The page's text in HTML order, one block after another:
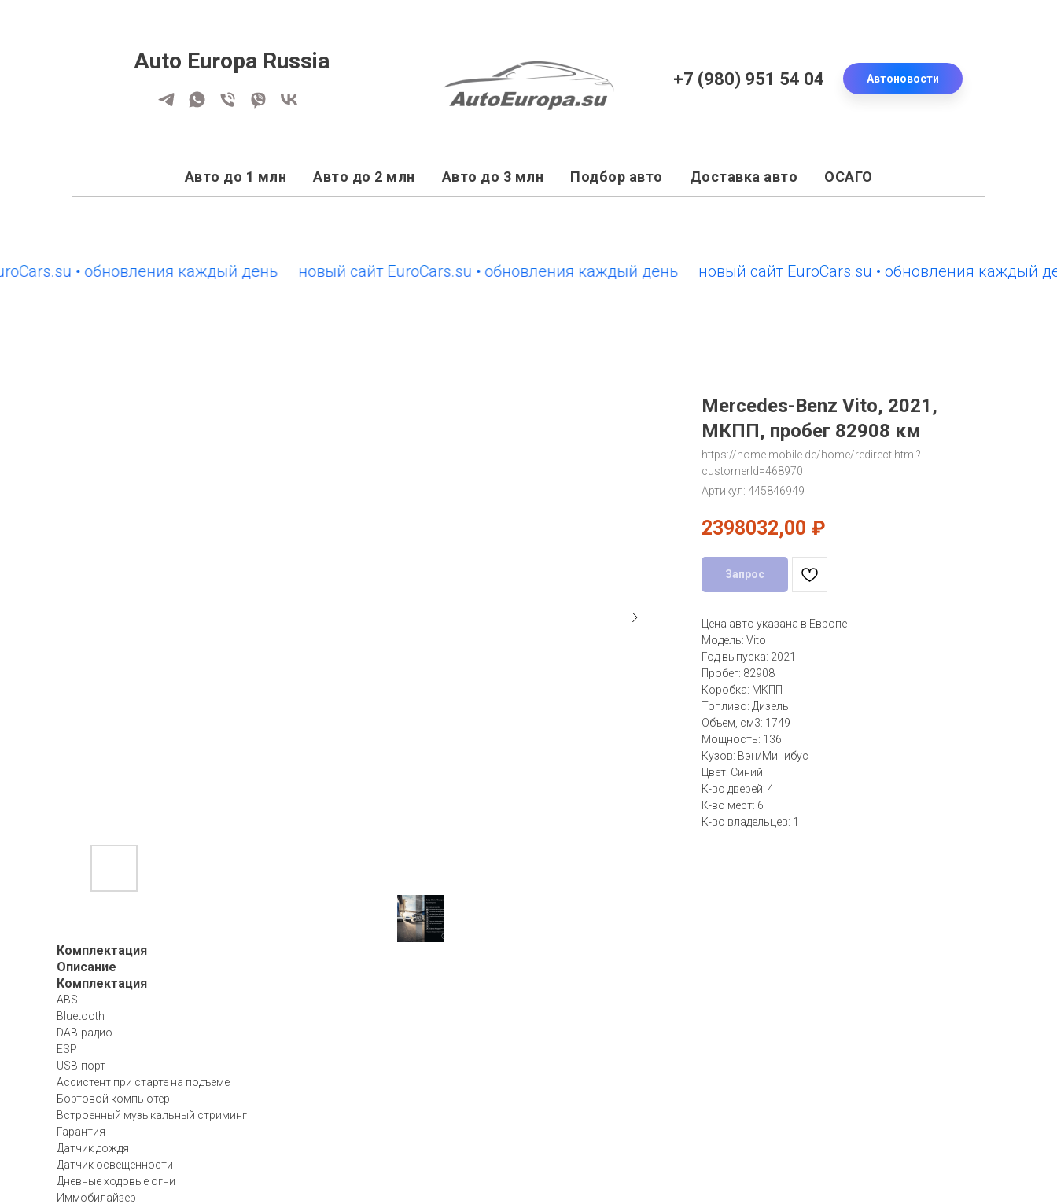
Auto Europa Russia
+7 (980) 951 54 04 Автоновости
Авто до 1 млн Авто до 2 млн Авто до 3 млн Подбор авто Доставка авто ОСАГО
• обновления каждый день новый сайт EuroCars.su • обновления каждый день новый сайт EuroCars.su • обновления каждый день
Mercedes-Benz Vito, 2021,
МКПП, пробег 82908 км
https://home.mobile.de/home/redirect.html?
customerId=468970
Артикул: 445846949
2398032,00 ₽
Запрос
Цена авто указана в Европе
Модель: Vito
Год выпуска: 2021
Пробег: 82908
Коробка: МКПП
Топливо: Дизель
Объем, см3: 1749
Мощность: 136
Кузов: Вэн/Минибус
Цвет: Синий
К-во дверей: 4
К-во мест: 6
К-во владельцев: 1
Комплектация
Описание
Комплектация
ABS
Bluetooth
DAB-радио
ESP
USB-порт
Ассистент при старте на подъеме
Бортовой компьютер
Встроенный музыкальный стриминг
Гарантия
Датчик дождя
Датчик освещенности
Дневные ходовые огни
Иммобилайзер